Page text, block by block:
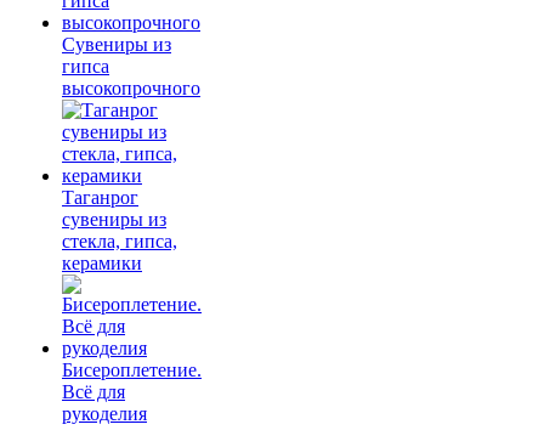
Сувениры из
гипса
высокопрочного
Таганрог
сувениры из
стекла, гипса,
керамики
Бисероплетение.
Всё для
рукоделия